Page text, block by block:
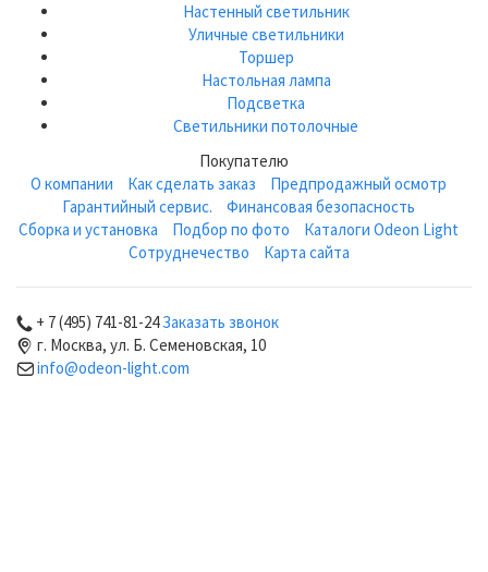
Настенный светильник
Уличные светильники
Торшер
Настольная лампа
Подсветка
Светильники потолочные
Покупателю
О компании
Как сделать заказ
Предпродажный осмотр
Гарантийный сервис.
Финансовая безопасность
Сборка и установка
Подбор по фото
Каталоги Odeon Light
Сотруднечество
Карта сайта
+ 7 (495) 741-81-24Заказать звонок
г. Москва, ул. Б. Семеновская, 10
info@odeon-light.com